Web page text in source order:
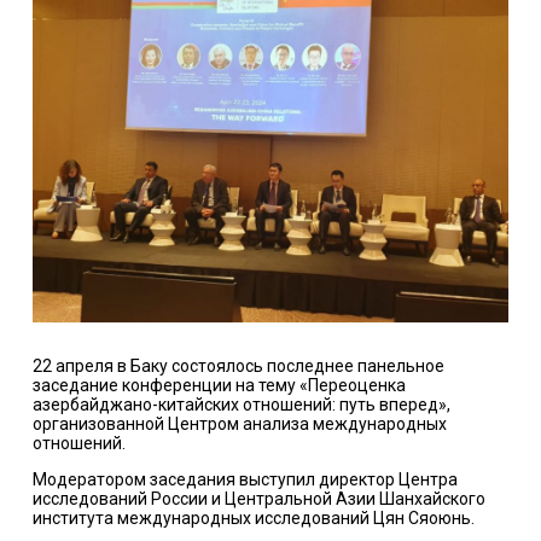
22 апреля в Баку состоялось последнее панельное
заседание конференции на тему «Переоценка
азербайджано-китайских отношений: путь вперед»,
организованной Центром анализа международных
отношений.
Модератором заседания выступил директор Центра
исследований России и Центральной Азии Шанхайского
института международных исследований Цян Сяоюнь.